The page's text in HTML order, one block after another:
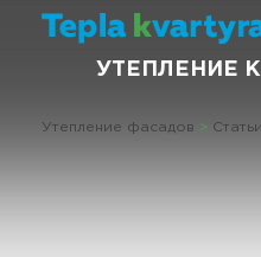
УТЕПЛЕНИЕ
Утепление фасадов > Статьи